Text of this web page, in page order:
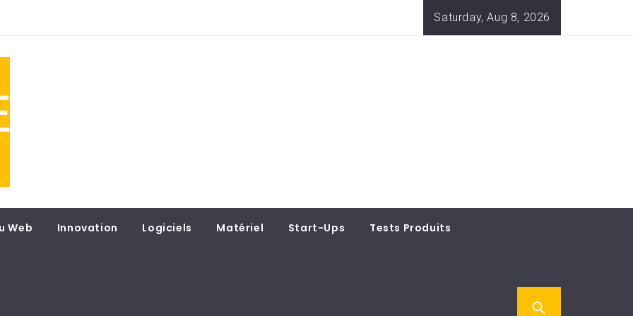
Saturday, Aug 8, 2026
Web Innovation Logiciels Matériel Start-Ups Tests Produits